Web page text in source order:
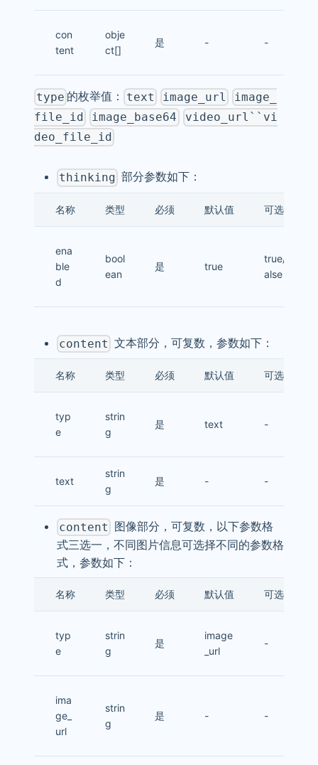
con
tent
obje
ct[]
是 - -
type 的枚举值： text image_url
image_
file_id
image_base64
video_url``vi
deo_file_id
thinking 部分参数如下：
名称 类型 必须 默认值 可选值
ena
ble
d
bool
ean
是 true
true/f
alse
content 文本部分，可复数，参数如下：
名称 类型 必须 默认值 可选值
typ
e
strin
g
是 text -
text
strin
g
是 - -
content 图像部分，可复数，以下参数格
式三选一，不同图片信息可选择不同的参数格
式，参数如下：
名称 类型 必须 默认值 可选值
typ
e
strin
g
是
image
_url
-
ima
ge_
url
strin
g
是 - -